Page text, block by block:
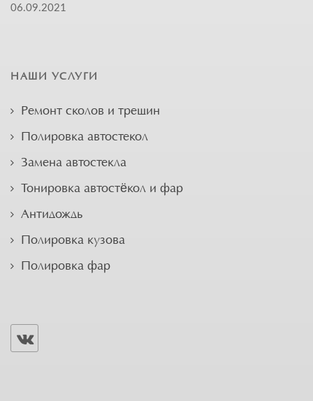
06.09.2021
НАШИ УСЛУГИ
Ремонт сколов и трещин
Полировка автостекол
Замена автостекла
Тонировка автостёкол и фар
Антидождь
Полировка кузова
Полировка фар